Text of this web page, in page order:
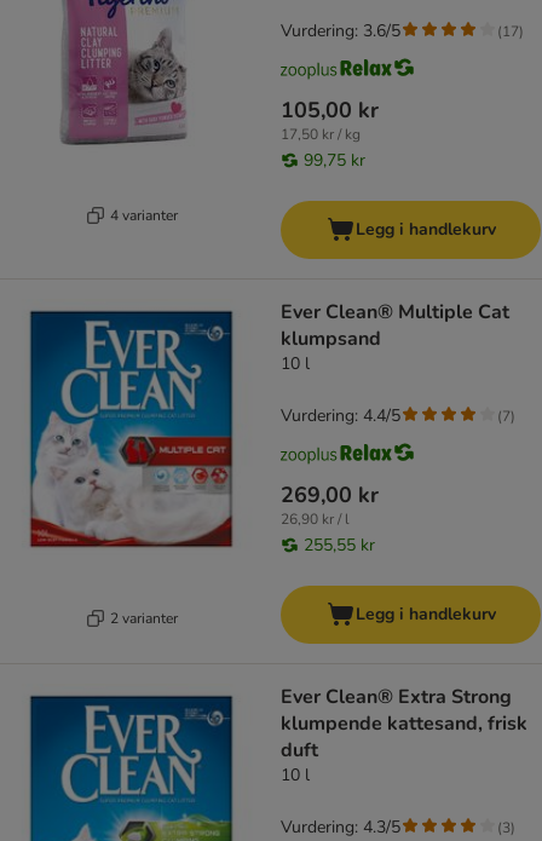
4 varianter
105,00 kr
17,50 kr / kg
99,75 kr
Vurdering: 3.6/5 (17)
Legg i handlekurv
2 varianter
Ever Clean® Multiple Cat
klumpsand
10 l
269,00 kr
26,90 kr / l
255,55 kr
Vurdering: 4.4/5 (7)
Legg i handlekurv
Ever Clean® Extra Strong
klumpende kattesand, frisk
duft
10 l
Vurdering: 4.3/5 (3)